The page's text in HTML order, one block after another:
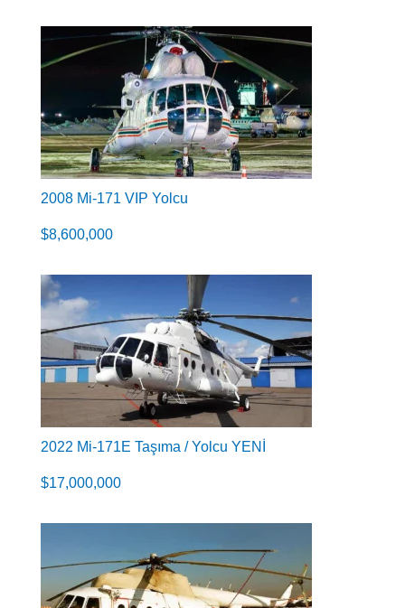
2008 Mi-171 VIP Yolcu
$8,600,000
2022 Mi-171E Taşıma / Yolcu YENİ
$17,000,000